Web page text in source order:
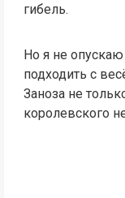
гибель.
Но я не
подходить с
Заноза не
королевского